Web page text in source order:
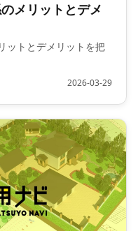
メリットとデメ
ットとデメリットを把
2026-03-29